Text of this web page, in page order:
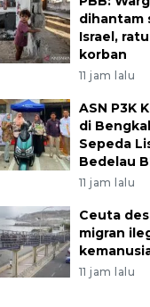
dihantam
Israel,
korban
11 jam lalu
ASN P3K
di
Sepeda
Bedelau
11 jam lalu
Ceuta
migran
11 jam lalu